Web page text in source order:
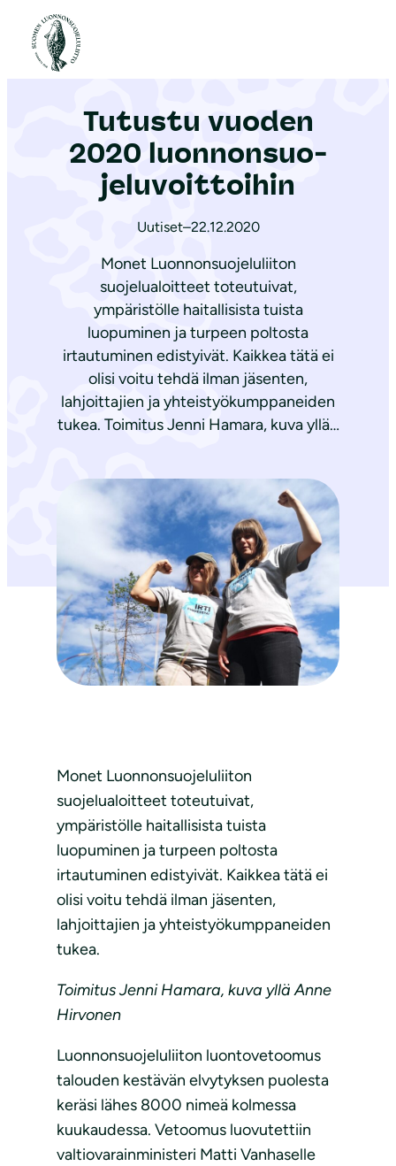
Etusivu
Tutustu vuoden
2020 luon­non­suo­
je­lu­voit­toi­hin
Uutiset–22.12.2020
Monet Luonnonsuojeluliiton
suojelualoitteet toteutuivat,
ympäristölle haitallisista tuista
luopuminen ja turpeen poltosta
irtautuminen edistyivät. Kaikkea tätä ei
olisi voitu tehdä ilman jäsenten,
lahjoittajien ja yhteistyökumppaneiden
tukea. Toimitus Jenni Hamara, kuva yllä…
Monet Luonnonsuojeluliiton
suojelualoitteet toteutuivat,
ympäristölle haitallisista tuista
luopuminen ja turpeen poltosta
irtautuminen edistyivät. Kaikkea tätä ei
olisi voitu tehdä ilman jäsenten,
lahjoittajien ja yhteistyökumppaneiden
tukea.
Toimitus Jenni Hamara, kuva yllä Anne
Hirvonen
Luonnonsuojeluliiton luontovetoomus
talouden kestävän elvytyksen puolesta
keräsi lähes 8000 nimeä kolmessa
kuukaudessa. Vetoomus luovutettiin
valtiovarainministeri Matti Vanhaselle